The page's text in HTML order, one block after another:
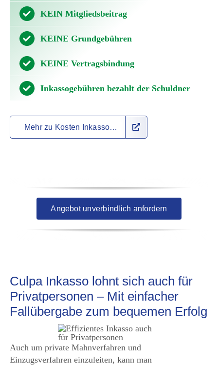
KEIN Mitgliedsbeitrag
KEINE Grundgebühren
KEINE Vertragsbindung
Inkassogebühren bezahlt der Schuldner
Mehr zu Kosten Inkasso…
Angebot unverbindlich anfordern
Culpa Inkasso lohnt sich auch für
Privatpersonen – Mit einfacher
Fallübergabe zum bequemen Erfolg
Auch um private Mahnverfahren und
Einzugsverfahren einzuleiten, kann man